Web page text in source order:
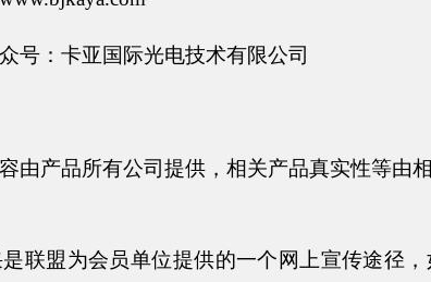
号：卡亚国际光电技术有限公司
由产品所有公司提供，相关产品真实性等由
联盟为会员单位提供的一个网上宣传途径